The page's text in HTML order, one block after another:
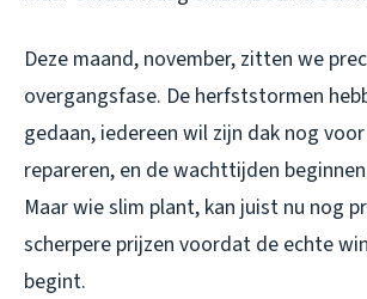
Deze maand, november, zitten we
overgangsfase. De herfststormen
gedaan, iedereen wil zijn dak nog
repareren, en de wachttijden
Maar wie slim plant, kan juist nu nog
scherpere prijzen voordat de echte
begint.